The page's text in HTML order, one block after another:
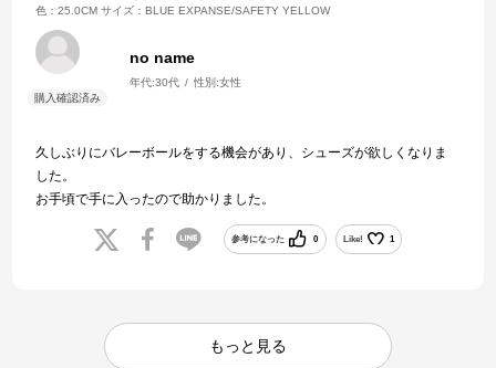
色：25.0CM サイズ：BLUE EXPANSE/SAFETY YELLOW
no name
年代:30代 性別:女性
久しぶりにバレーボールをする機会があり、シューズが欲しくなりま
した。
お手頃で手に入ったので助かりました。
参考になった 0 Like! 1
もっと見る